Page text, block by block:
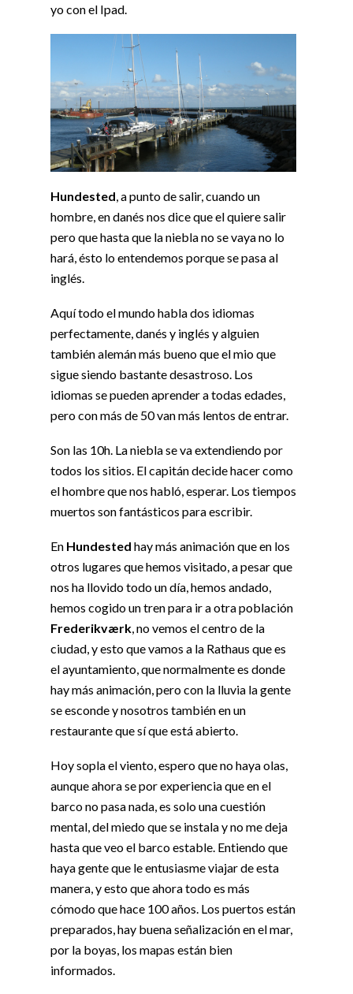
yo con el Ipad.
Hundested, a punto de salir, cuando un
hombre, en danés nos dice que el quiere salir
pero que hasta que la niebla no se vaya no lo
hará, ésto lo entendemos porque se pasa al
inglés.
Aquí todo el mundo habla dos idiomas
perfectamente, danés y inglés y alguien
también alemán más bueno que el mio que
sigue siendo bastante desastroso. Los
idiomas se pueden aprender a todas edades,
pero con más de 50 van más lentos de entrar.
Son las 10h. La niebla se va extendiendo por
todos los sitios. El capitán decide hacer como
el hombre que nos habló, esperar. Los tiempos
muertos son fantásticos para escribir.
En Hundested hay más animación que en los
otros lugares que hemos visitado, a pesar que
nos ha llovido todo un día, hemos andado,
hemos cogido un tren para ir a otra población
Frederikværk, no vemos el centro de la
ciudad, y esto que vamos a la Rathaus que es
el ayuntamiento, que normalmente es donde
hay más animación, pero con la lluvia la gente
se esconde y nosotros también en un
restaurante que sí que está abierto.
Hoy sopla el viento, espero que no haya olas,
aunque ahora se por experiencia que en el
barco no pasa nada, es solo una cuestión
mental, del miedo que se instala y no me deja
hasta que veo el barco estable. Entiendo que
haya gente que le entusiasme viajar de esta
manera, y esto que ahora todo es más
cómodo que hace 100 años. Los puertos están
preparados, hay buena señalización en el mar,
por la boyas, los mapas están bien
informados.